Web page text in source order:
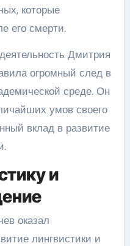
которые
его смерти.
Дмитрия
огромный след в
среде. Он
умов своего
вклад в развитие
и
оказал
лингвистики и